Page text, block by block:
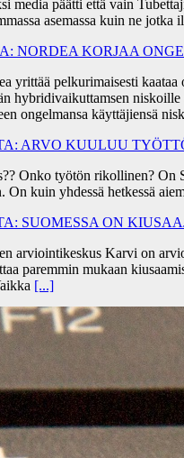
media päätti että vain
asemassa kuin ne
NORDEA KORJAA
yrittää pelkurimaisesti
hybridivaikuttamsen
ongelmansa käyttäjiensä
ARVO KUULUU
Onko työtön rikollinen? On
On kuin yhdessä hetkessä
SUOMESSA ON
arviointikeskus Karvi on
paremmin mukaan
[...]